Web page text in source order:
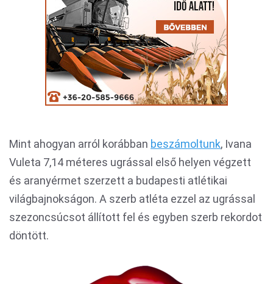
Mint ahogyan arról korábban beszámoltunk, Ivana
Vuleta 7,14 méteres ugrással első helyen végzett
és aranyérmet szerzett a budapesti atlétikai
világbajnokságon. A szerb atléta ezzel az ugrással
szezoncsúcsot állított fel és egyben szerb rekordot
döntött.